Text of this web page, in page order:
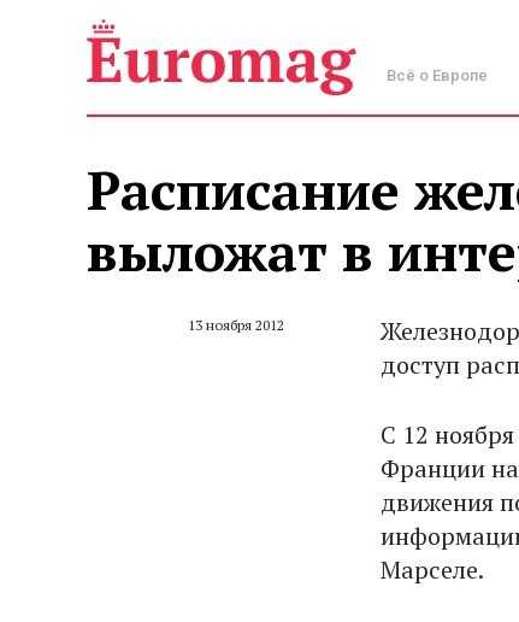
Всё о Европе
Расписание
выложат в
13 ноября 2012
доступ
С 12
Франции
движения
Марселе.